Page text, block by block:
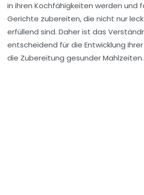
in ihren Kochfähigkeiten werden und
Gerichte zubereiten, die nicht nur
erfüllend sind. Daher ist das
entscheidend für die Entwicklung
die Zubereitung gesunder Mahlzeiten.